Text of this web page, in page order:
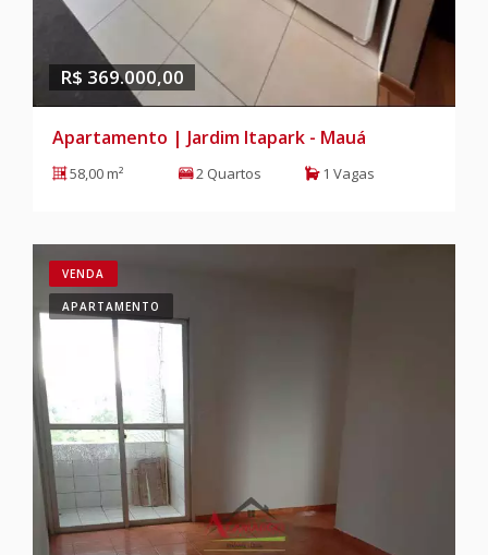
R$ 369.000,00
Apartamento | Jardim Itapark - Mauá
58,00 m² 2 Quartos 1 Vagas
VENDA
APARTAMENTO